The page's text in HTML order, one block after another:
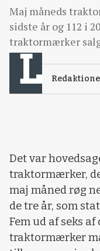
Maj måneds
sidste år og 112 i
traktormærker
Det var
traktormærker,
maj måned røg
de tre år, som
Fem ud af seks
traktormærker